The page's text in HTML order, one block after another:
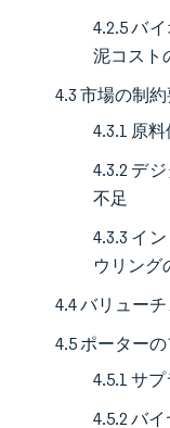
4.2.5 バ
泥コスト
4.3 市場の制
4.3.1 原
4.3.2 デ
不足
4.3.3 イ
ウリング
4.4 バリュー
4.5 ポーター
4.5.1 サ
4.5.2 バ